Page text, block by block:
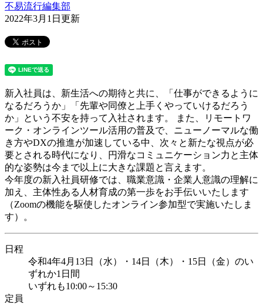
不易流行編集部
2022年3月1日更新
新入社員は、新生活への期待と共に、「仕事ができるように
なるだろうか」「先輩や同僚と上手くやっていけるだろう
か」という不安を持って入社されます。 また、リモートワ
ーク・オンラインツール活用の普及で、ニューノーマルな働
き方やDXの推進が加速している中、次々と新たな視点が必
要とされる時代になり、円滑なコミュニケーション力と主体
的な姿勢は今まで以上に大きな課題と言えます。
今年度の新入社員研修では、職業意識・企業人意識の理解に
加え、主体性ある人材育成の第一歩をお手伝いいたします
（Zoomの機能を駆使したオンライン参加型で実施いたしま
す）。
日程
令和4年4月13日（水）・14日（木）・15日（金）のい
ずれか1日間
いずれも10:00～15:30
定員